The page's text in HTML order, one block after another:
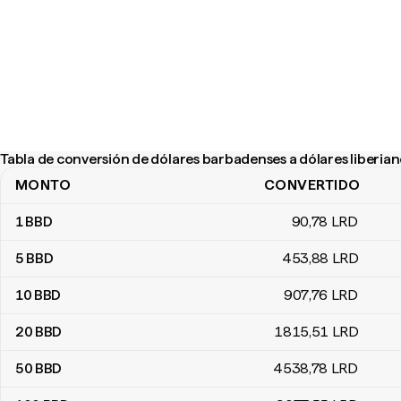
Tabla de conversión de dólares barbadenses a dólares
Tabla de conversión de dólares barbadenses a dólares liberianos
MONTO CONVERTIDO
1BBD 90,78 LRD
5 BBD 453,88 LRD
10 BBD 907,76 LRD
20 BBD 1815,51 LRD
50 BBD 4538,78 LRD